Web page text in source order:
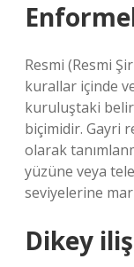
Resmi (Resmi
kurallar içinde
kuruluştaki
biçimidir. Gayri
olarak
yüzüne veya
seviyelerine
Dikey